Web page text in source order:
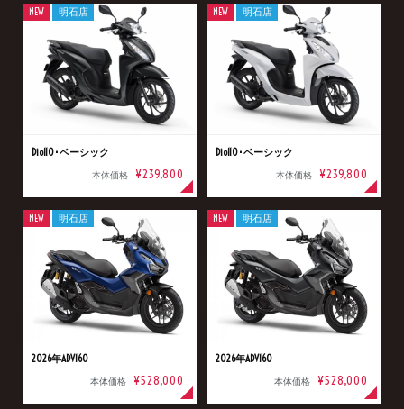
Dio110･ベーシック
本体価格 ¥239,800
NEW 明石店
Dio110･ベーシック
本体価格 ¥239,800
NEW 明石店
2026年ADV160
本体価格 ¥528,000
NEW 明石店
2026年ADV160
本体価格 ¥528,000
NEW 明石店